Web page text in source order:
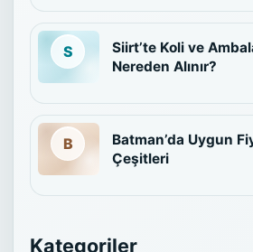
Siirt’te Koli ve
Nereden Alınır?
Batman’da Uygun
Çeşitleri
Kategoriler